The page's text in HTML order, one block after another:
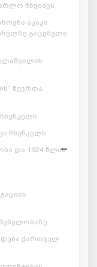
ჩხეიძეს
აკაკი
გაცემული
წევრთა
ჩხენკელს
და 1924 წლის
ქართველ